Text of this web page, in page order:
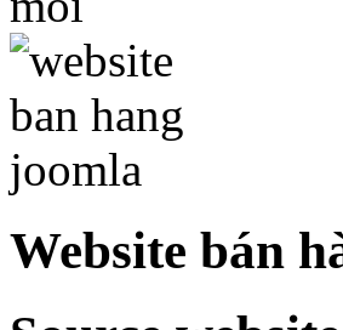
Website bán